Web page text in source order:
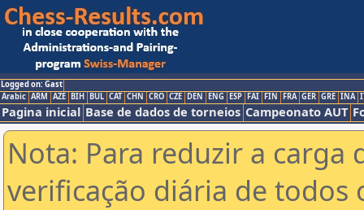
Logged on: Gast
Arabic ARM AZE BIH BUL CAT CHN CRO CZE DEN ENG ESP FAI FIN FRA GER GRE INA
Pagina inicial Base de dados de torneios Campeonato AUT
Nota: Para reduzir a carga
verificação diária de todos